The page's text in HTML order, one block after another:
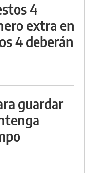
4
extra en
4 deberán
guardar